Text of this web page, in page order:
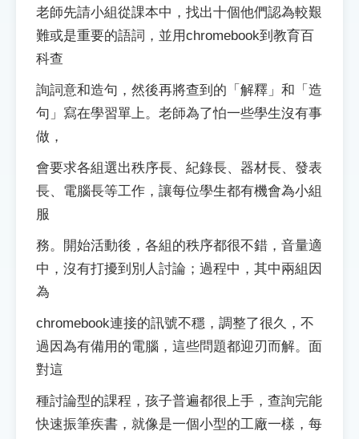
老師先請小組從課本中，找出十個他們認為較艱
難或是重要的語詞，並用chromebook到教育百
科查
詢詞意和造句，然後再將查到的「解釋」和「造
句」寫在學習單上。老師為了怕一些學生沒有事
做，
會要求各組選出秩序長、紀錄長、器材長、發表
長、電腦長等工作，讓每位學生都有機會為小組
服
務。開始活動後，各組的秩序都很不錯，音量適
中，沒有打擾到別人討論；過程中，其中兩組因
為
chromebook連接的訊號不穩，調整了很久，不
過因為有備用的電腦，這些問題都迎刃而解。面
對這
種討論型的課程，孩子普遍都很上手，查詢完能
快速振筆疾書，就像是一個小型的工廠一樣，每